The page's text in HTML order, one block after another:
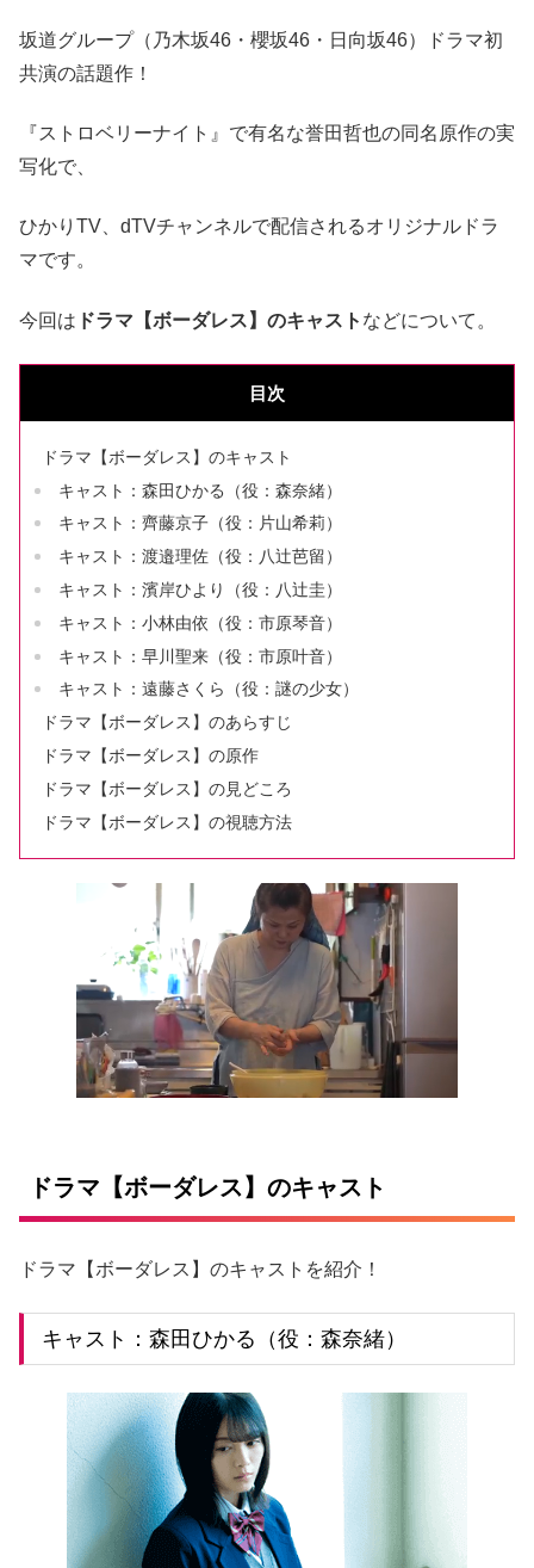
坂道グループ（乃木坂46・櫻坂46・日向坂46）ドラマ初
共演の話題作！
『ストロベリーナイト』で有名な誉田哲也の同名原作の実
写化で、
ひかりTV、dTVチャンネルで配信されるオリジナルドラ
マです。
今回は ドラマ【ボーダレス】のキャスト などについて。
目次
ドラマ【ボーダレス】のキャスト
キャスト：森田ひかる（役：森奈緒）
キャスト：齊藤京子（役：片山希莉）
キャスト：渡邉理佐（役：八辻芭留）
キャスト：濱岸ひより（役：八辻圭）
キャスト：小林由依（役：市原琴音）
キャスト：早川聖来（役：市原叶音）
キャスト：遠藤さくら（役：謎の少女）
ドラマ【ボーダレス】のあらすじ
ドラマ【ボーダレス】の原作
ドラマ【ボーダレス】の見どころ
ドラマ【ボーダレス】の視聴方法
ドラマ【ボーダレス】のキャスト
ドラマ【ボーダレス】のキャストを紹介！
キャスト：森田ひかる（役：森奈緒）